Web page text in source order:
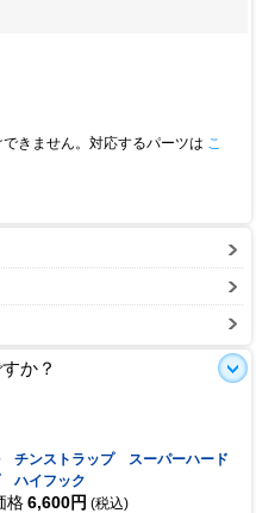
きません。対応するパーツは こ
か？
チンストラップ スーパーハード
ハイフック
格 6,600円 (税込)